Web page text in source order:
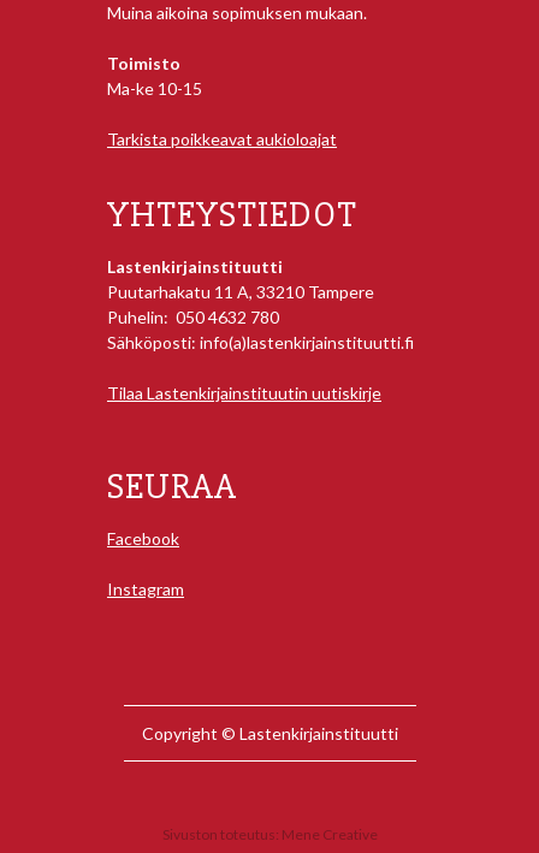
Muina aikoina sopimuksen mukaan.
Toimisto
Ma-ke 10-15
Tarkista poikkeavat aukioloajat
YHTEYSTIEDOT
Lastenkirjainstituutti
Puutarhakatu 11 A, 33210 Tampere
Puhelin: 050 4632 780
Sähköposti: info(a)lastenkirjainstituutti.fi
Tilaa Lastenkirjainstituutin uutiskirje
SEURAA
Facebook
Instagram
Copyright © Lastenkirjainstituutti
Sivuston toteutus: Mene Creative